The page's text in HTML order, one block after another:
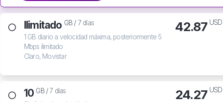
Ilimitado GB / 7 días
1 GB diario a velocidad máxima, posteriormente 5
Mbps ilimitado
Claro, Movistar
42.87 USD
10 GB /7 días
24.27 USD